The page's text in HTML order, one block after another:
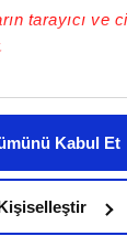
tarayıcı ve
halinde
yaşatabiliriz.
iyi bir reklam
içerikleri
gösterdiğimizi
Kabul Et